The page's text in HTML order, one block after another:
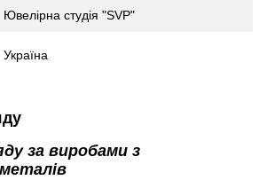
Ювелірна студія "SVP"
Україна
за виробами з